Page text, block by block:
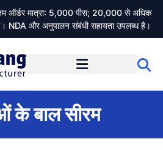
ऑर्डर मात्रा: 5,000 पीस; 20,000 से अधिक
NDA और अनुपालन संबंधी सहायता उपलब्ध है।
के बाल सीरम